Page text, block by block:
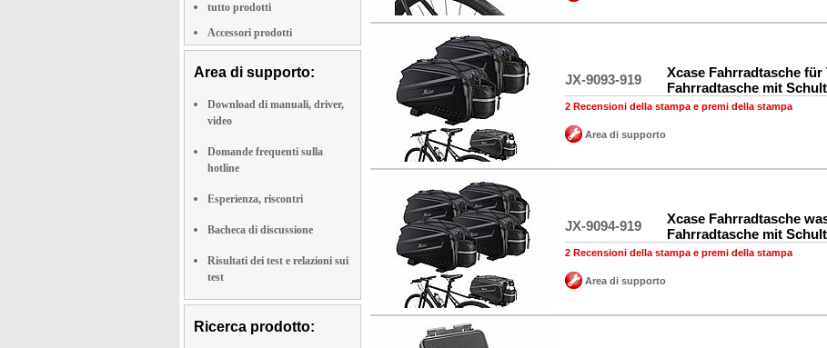
tutto prodotti
Accessori prodotti
Area di supporto:
Download di manuali, driver,
video
Domande frequenti sulla
hotline
Esperienza, riscontri
Bacheca di discussione
Risultati dei test e relazioni sui
test
Ricerca prodotto:
JX-9093-919
Xcase Fahrradtasche für
Fahrradtasche mit
2 Recensioni della stampa e premi della stampa
Area di supporto
JX-9094-919
Xcase Fahrradtasche
Fahrradtasche mit
2 Recensioni della stampa e premi della stampa
Area di supporto